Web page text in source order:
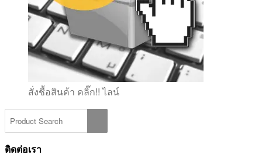
สั่งชื้อสินค้า คลิ๊ก!! ไลน์
ติดต่อเรา